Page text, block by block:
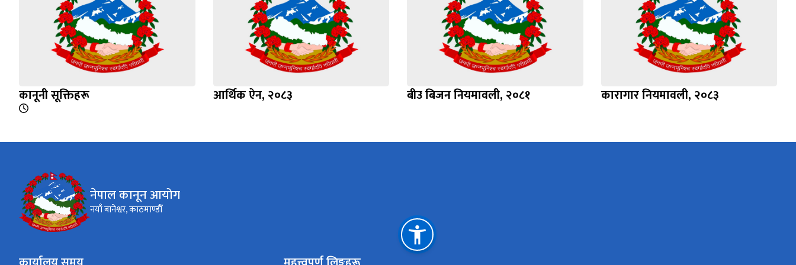
कानूनी सूक्तिहरू आर्थिक ऐन, २०८३ बीउ बिजन नियमावली, २०८१ कारागार नियमावली, २०८३
नेपाल कानून आयोग
नयाँ बानेश्वर, काठमाण्डौँ